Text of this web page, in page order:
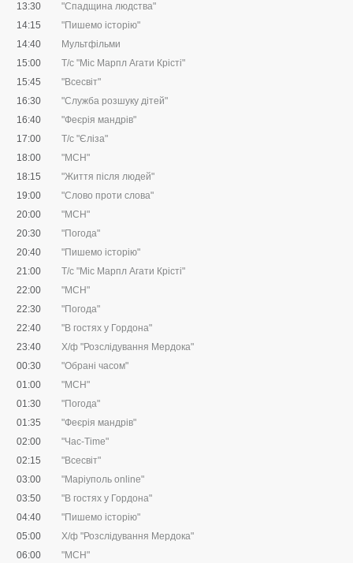
13:30
"Спадщина людства"
14:15
"Пишемо історію"
14:40
Мультфільми
15:00
Т/с "Міс Марпл Агати Крісті"
15:45
"Всесвіт"
16:30
"Служба розшуку дітей"
16:40
"Феєрія мандрів"
17:00
Т/с "Єліза"
18:00
"МСН"
18:15
"Життя після людей"
19:00
"Слово проти слова"
20:00
"МСН"
20:30
"Погода"
20:40
"Пишемо історію"
21:00
Т/с "Міс Марпл Агати Крісті"
22:00
"МСН"
22:30
"Погода"
22:40
"В гостях у Гордона"
23:40
Х/ф "Розслідування Мердока"
00:30
"Обрані часом"
01:00
"МСН"
01:30
"Погода"
01:35
"Феєрія мандрів"
02:00
"Час-Time"
02:15
"Всесвіт"
03:00
"Маріуполь online"
03:50
"В гостях у Гордона"
04:40
"Пишемо історію"
05:00
Х/ф "Розслідування Мердока"
06:00
"МСН"